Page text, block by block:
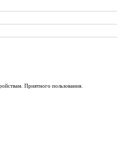
Приятного пользования.